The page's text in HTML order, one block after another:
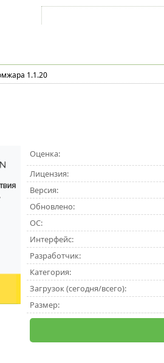
1.1.20
Оценка:
Лицензия:
Версия:
Обновлено:
ОС:
Интерфейс:
Разработчик:
Категория:
Загрузок (сегодня/всего):
Размер: